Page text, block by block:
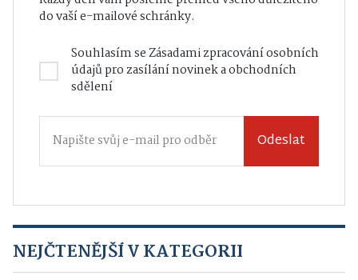
do vaší e-mailové schránky.
Souhlasím seZásadami zpracování osobních
údajůpro zasílání novinek a obchodních
sdělení
Odeslat
NEJČTENĚJŠÍ V KATEGORII